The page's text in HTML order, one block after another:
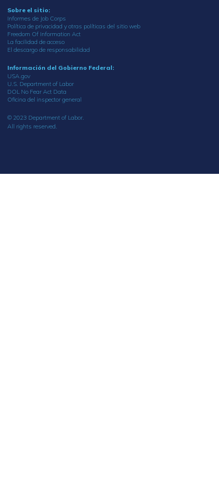
Sobre el sitio:
Informes de Job Corps
Política de privacidad y otras políticas del sitio web
Freedom Of Information Act
La facilidad de acceso
El descargo de responsabilidad
Información del Gobierno Federal:
USA.gov
U.S. Department of Labor
DOL No Fear Act Data
Oficina del inspector general
© 2023 Department of Labor.
All rights reserved.